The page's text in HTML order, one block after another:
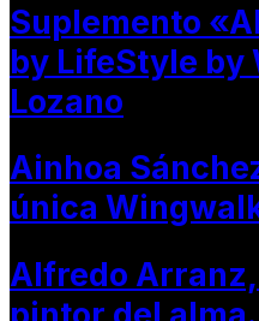
Suplemento
by LifeStyle by
Lozano
Ainhoa
única
Alfredo